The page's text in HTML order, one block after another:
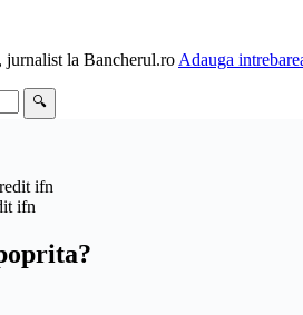
jurnalist la Bancherul.ro Adauga
🔍
ifn